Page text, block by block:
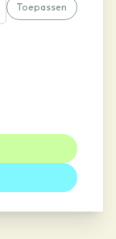
Toepassen